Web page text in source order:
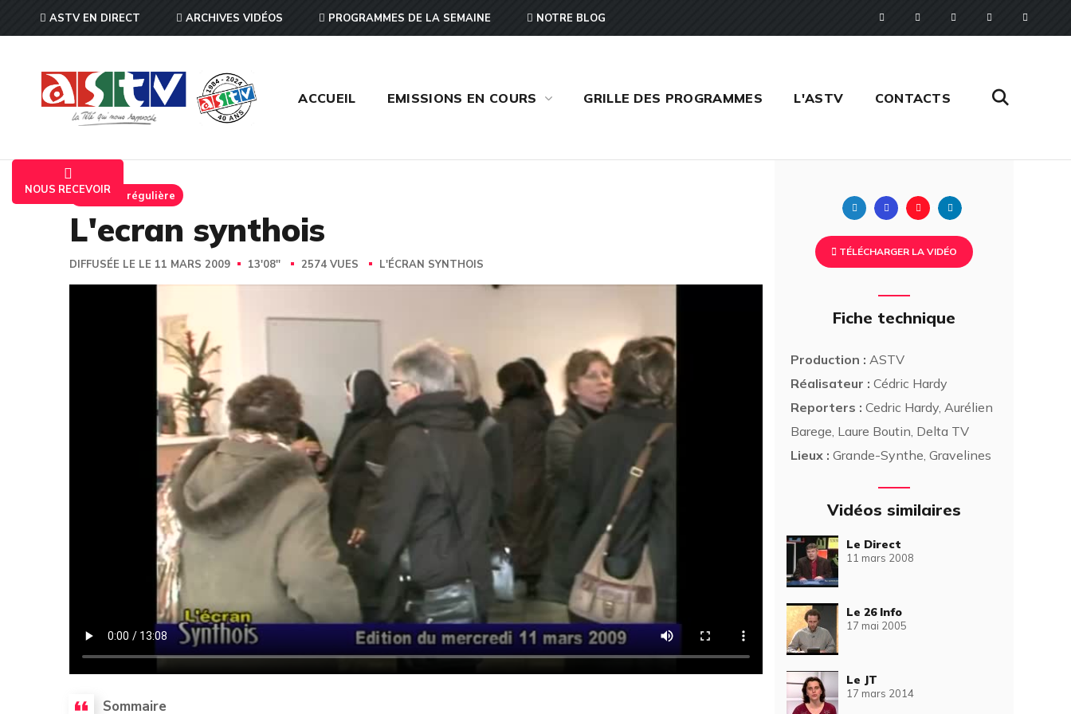
ASTV EN DIRECT ARCHIVES VIDÉOS PROGRAMMES DE LA SEMAINE NOTRE BLOG
ACCUEIL EMISSIONS EN COURS GRILLE DES PROGRAMMES L'ASTV CONTACTS
NOUS RECEVOIREmission régulière
L'ecran synthois
DIFFUSÉE LE LE 11 MARS 2009 13'08'' 2574 VUES L'ÉCRAN SYNTHOIS
Sommaire
Twitter FacebookPinterest
TÉLÉCHARGER LA VIDÉO
Fiche technique
Production : ASTV
Réalisateur : Cédric Hardy
Reporters : Cedric Hardy, Aurélien
Barege, Laure Boutin, Delta TV
Lieux : Grande-Synthe, Gravelines
Vidéos similaires
Le Direct
11 mars 2008
Le 26 Info
17 mai 2005
Le JT
17 mars 2014